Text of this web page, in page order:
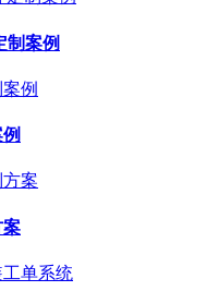
制案例
案